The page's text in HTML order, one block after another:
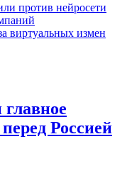
против нейросети
виртуальных измен
Россией